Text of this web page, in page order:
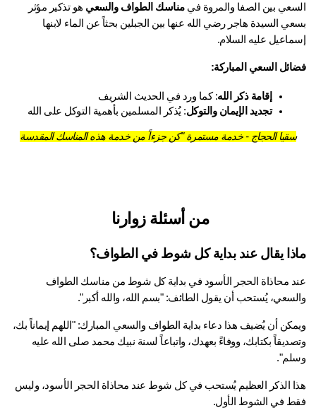
بين الصفا والمروة في مناسك الطواف والسعي
هو تذكير مؤثر
بسعي السيدة هاجر رضي الله عنها بين الجبلين بحثاً عن الماء لابنها
عليه السلام.
السعي المباركة:
إقامة ذكر الله : كما ورد في الحديث الشريف
تجديد الإيمان والتوكل: يُذكر المسلمين بأهمية التوكل على الله
سقيا الحجاج - خدمة مستمرة "كن جزءاً من خدمة هذه المناسك المقدسة
من أسئلة زوارنا
يقال عند بداية كل شوط في الطواف؟
عند محاذاة الحجر الأسود في بداية كل شوط من مناسك الطواف
يُستحب أن يقول الطائف: "بسم الله، والله أكبر".
ويمكن أن يُضيف هذا دعاء بداية الطواف والسعي المبارك: "اللهم إيماناً بك،
وتصديقاً بكتابك، ووفاءً بعهدك، واتباعاً لسنة نبيك محمد صلى الله عليه
هذا الذكر العظيم يُستحب في كل شوط عند محاذاة الحجر الأسود، وليس
في الشوط الأول.